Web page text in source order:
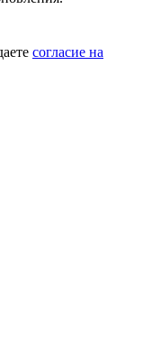
согласие на